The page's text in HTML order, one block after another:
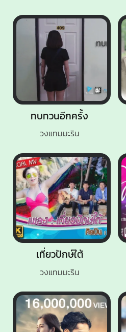
ทบทวนอีกครั้ง
วงแทมมะริน
เที่ยวปักษ์ใต้
วงแทมมะริน